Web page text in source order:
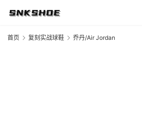
首页 复刻实战球鞋 乔丹/Air Jordan